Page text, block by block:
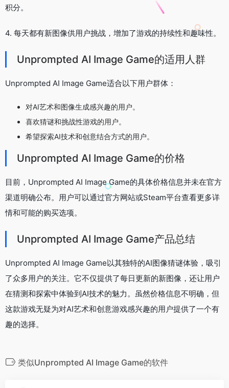
积分。
4. 每天都有新图像供用户挑战，增加了游戏的持续性和趣味性。
Unprompted AI Image Game的适用人群
Unprompted AI Image Game适合以下用户群体：
对AI艺术和图像生成感兴趣的用户。
喜欢猜谜和挑战性游戏的用户。
希望探索AI技术和创意结合方式的用户。
Unprompted AI Image Game的价格
目前，Unprompted AI Image Game的具体价格信息并未在官方
渠道明确公布。用户可以通过官方网站或Steam平台查看更多详
情和可能的购买选项。
Unprompted AI Image Game产品总结
Unprompted AI Image Game以其独特的AI图像猜谜体验，吸引
了众多用户的关注。它不仅提供了每日更新的新图像，还让用户
在猜测和探索中体验到AI技术的魅力。虽然价格信息不明确，但
这款游戏无疑为对AI艺术和创意游戏感兴趣的用户提供了一个有
趣的选择。
类似Unprompted AI Image Game的软件